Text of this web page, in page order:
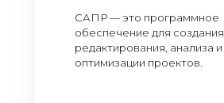
САПР — это программное
обеспечение для создания,
редактирования, анализа и
оптимизации проектов.